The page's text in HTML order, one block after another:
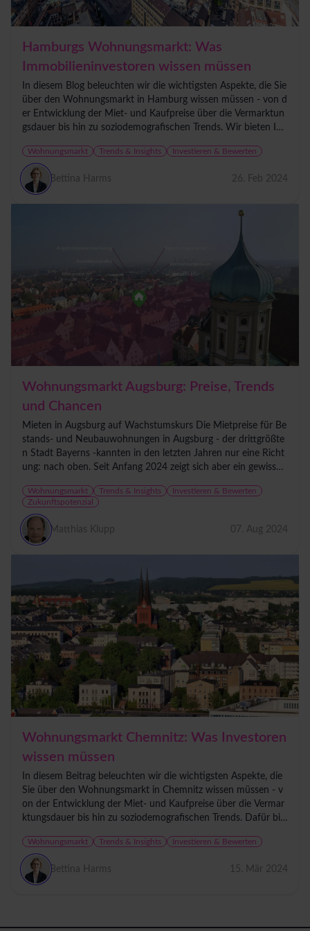
Hamburgs Wohnungsmarkt: Was
Immobilieninvestoren wissen müssen
In diesem Blog beleuchten wir die wichtigsten Aspekte, die Sie
über den Wohnungsmarkt in Hamburg wissen müssen - von d
er Entwicklung der Miet- und Kaufpreise über die Vermarktun
gsdauer bis hin zu soziodemografischen Trends. Wir bieten Ihn
Wohnungsmarkt Trends & Insights Investieren & Bewerten
Bettina Harms 26. Feb 2024
Wohnungsmarkt Augsburg: Preise, Trends
und Chancen
Mieten in Augsburg auf Wachstumskurs Die Mietpreise für Be
stands- und Neubauwohnungen in Augsburg - der drittgrößte
n Stadt Bayerns -kannten in den letzten Jahren nur eine Richt
ung: nach oben. Seit Anfang 2024 zeigt sich aber ein gewisse
Wohnungsmarkt Trends & Insights
Investieren & Bewerten
Zukunftspotenzial
Matthias Klupp 07. Aug 2024
Wohnungsmarkt Chemnitz: Was Investoren
wissen müssen
In diesem Beitrag beleuchten wir die wichtigsten Aspekte, die
Sie über den Wohnungsmarkt in Chemnitz wissen müssen - v
on der Entwicklung der Miet- und Kaufpreise über die Vermar
ktungsdauer bis hin zu soziodemografischen Trends. Dafür bie
Wohnungsmarkt Trends & Insights Investieren & Bewerten
Bettina Harms 15. Mär 2024